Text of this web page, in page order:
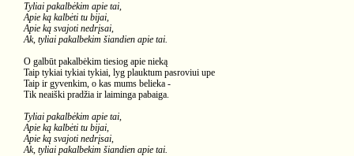
Tyliai pakalbėkim apie tai,
Apie ką kalbėti tu bijai,
Apie ką svajoti nedrįsai,
Ak, tyliai pakalbekim šiandien apie tai.
O galbūt pakalbėkim tiesiog apie nieką
Taip tykiai tykiai tykiai, lyg plauktum pasroviui upe
Taip ir gyvenkim, o kas mums belieka -
Tik neaiški pradžia ir laiminga pabaiga.
Tyliai pakalbėkim apie tai,
Apie ką kalbėti tu bijai,
Apie ką svajoti nedrįsai,
Ak, tyliai pakalbekim šiandien apie tai.